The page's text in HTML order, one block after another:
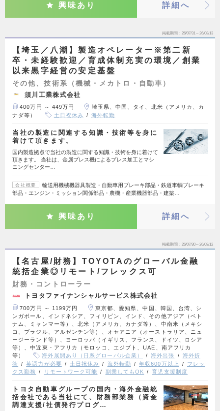
興味あり 詳細へ
掲載期間 26/07/31～26/08/13
【埼玉／八潮】製造オペレーター※第二新
卒・未経験歓迎／育成体制充実の環境／創業
以来黒字経営の安定基盤
その他、技術系（機械・メカトロ・自動車）
須川工業株式会社
400万円 ～ 449万円
埼玉県、中国、タイ、北米（アメリカ、カ
ナダ等）
土日祝休み 海外転勤
当社の製造に関連する知識・技術等を身に
着けて頂きます。
国内製造拠点で当社の製造に関する知識・技術を身に着けて
頂きます。 当社は、金属プレス機によるプレス加工とマシ
ニングセンター…
会社概要
輸送用機械機器具製造・自動車用ブレーキ部品・鉄道車輌ブレーキ
部品・エンジン・ミッション関係部品・農機・産業機器部品・建築…
興味あり 詳細へ
掲載期間 26/07/30～26/08/12
【名古屋/財務】TOYOTAのグローバル金融
統括企業◎リモート/フレックス可
財務・コントローラー
トヨタファイナンシャルサービス株式会社
700万円 ～ 1199万円
東京都、愛知県、中国、韓国、台湾、シ
ンガポール、インドネシア、フィリピン、インド、その他アジア（ベト
ナム、ミャンマー等）、北米（アメリカ、カナダ等）、中南米（メキシ
コ、ブラジル、アルゼンチン等）、オセアニア（オーストラリア、ニュ
ージーランド等）、ヨーロッパ（イギリス、フランス、ドイツ、ロシア
等）、中近東・アフリカ（モロッコ、エジプト、UAE、南アフリカ
等）
海外展開あり（日系グローバル企業） 海外出張
海外折
衝
英語力が必要 土日祝休み 海外転勤 年収600万以上
フレッ
クス勤務
リモートワーク可能 副業してもOK 育児支援制度
トヨタ自動車グループの国内・海外金融統
括会社である当社にて、財務部業務（資金
調達支援/社債発行プログ…